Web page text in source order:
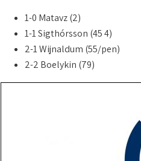
1-0 Matavz (2)
1-1 Sigthórsson (45 4)
2-1 Wijnaldum (55/pen)
2-2 Boelykin (79)